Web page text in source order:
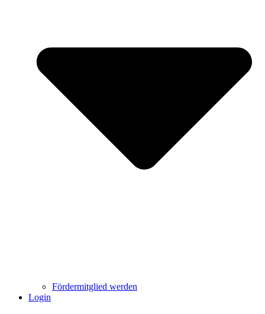
Fördermitglied werden
Login